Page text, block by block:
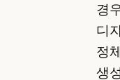
경
디
정
생